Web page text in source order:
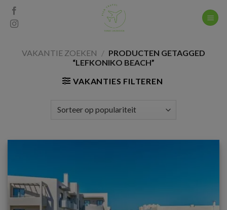
Skip
content
VAKANTIE ZOEKEN / PRODUCTEN GETAGGED
“LEFKONIKO BEACH”
VAKANTIES FILTEREN